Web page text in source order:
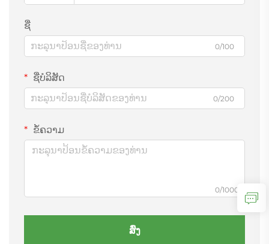
ຊື່
0/100
ຊື່ບໍລິສັດ
0/200
ຂໍ້ຄວາມ
0/1000
ສົ່ງ